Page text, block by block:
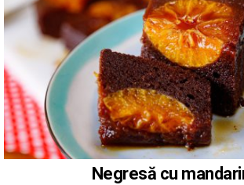
Negresă cu